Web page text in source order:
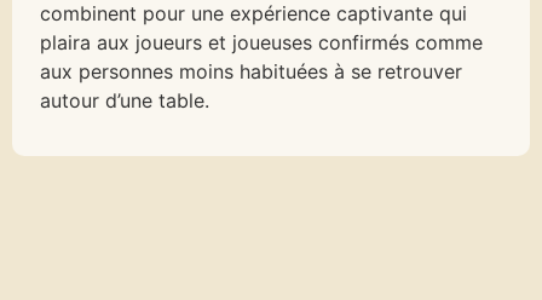
combinent pour une expérience captivante qui
plaira aux joueurs et joueuses confirmés comme
aux personnes moins habituées à se retrouver
autour d’une table.